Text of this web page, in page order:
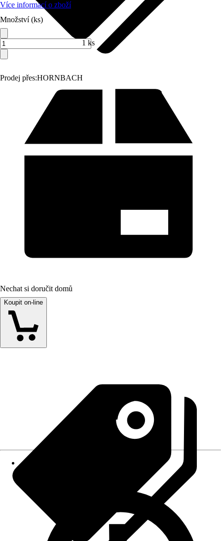
Prodej přes:HORNBACH
Více informací o zboží
Množství (ks)
1 ks
Nechat si doručit domů
Koupit on-line